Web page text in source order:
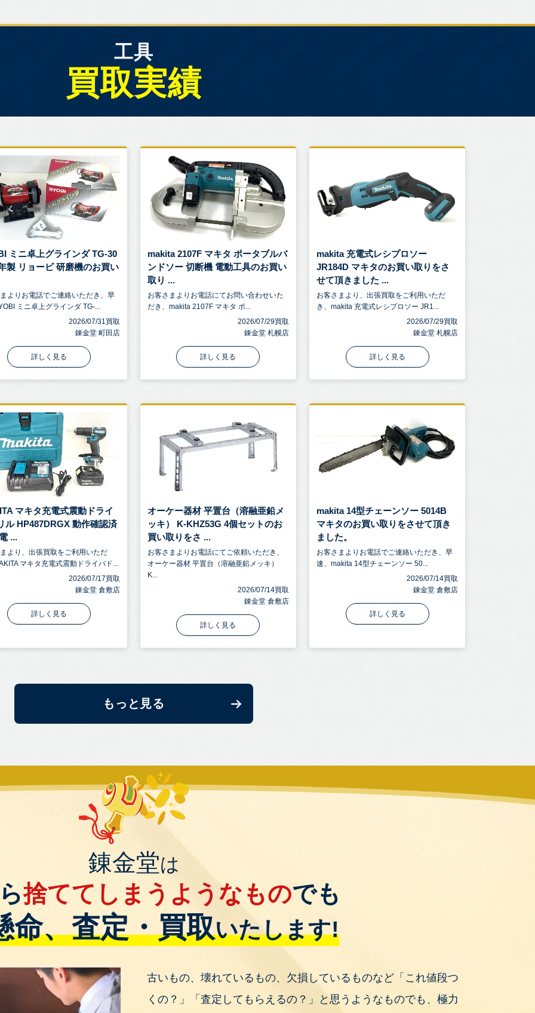
工具
買取実績
ミニ卓上グラインダ TG-30
製 リョービ 研磨機のお買い
よりお電話でご連絡いただき、早
ミニ卓上グラインダ TG-...
2026/07/31買取
錬金堂 町田店
詳しく見る
makita 2107F マキタ ポータブルバ
ンドソー 切断機 電動工具のお買い
取り ...
お客さまよりお電話にてお問い合わせいた
だき、makita 2107F マキタ ポ...
2026/07/29買取
錬金堂 札幌店
詳しく見る
makita 充電式レシプロソー
JR184D マキタのお買い取りをさ
せて頂きました ...
お客さまより、出張買取をご利用いただ
き、makita 充電式レシプロソー JR1...
2026/07/29買取
錬金堂 札幌店
詳しく見る
マキタ充電式震動ドライ
ル HP487DRGX 動作確認済
...
より、出張買取をご利用いただ
マキタ充電式震動ドライバド...
2026/07/17買取
錬金堂 倉敷店
詳しく見る
オーケー器材 平置台（溶融亜鉛メ
ッキ） K-KHZ53G 4個セットのお
買い取りをさ ...
お客さまよりお電話にてご依頼いただき、
オーケー器材 平置台（溶融亜鉛メッキ）
K...
2026/07/14買取
錬金堂 倉敷店
詳しく見る
makita 14型チェーンソー 5014B
マキタのお買い取りをさせて頂き
ました。
お客さまよりお電話でご連絡いただき、早
速、makita 14型チェーンソー 50...
2026/07/14買取
錬金堂 倉敷店
詳しく見る
もっと見る
錬金堂は
捨ててしまうようなものでも
命、査定・買取いたします!
古いもの、壊れているもの、欠損しているものなど「これ値段つ
くの？」「査定してもらえるの？」と思うようなものでも、極力